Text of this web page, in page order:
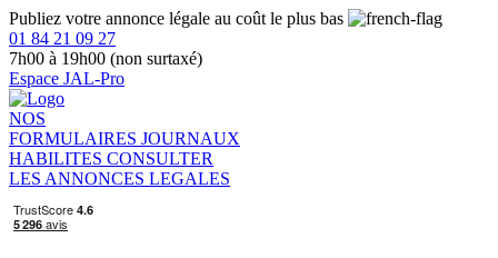
Publiez votre annonce légale au coût le plus bas
01 84 21 09 27
7h00 à 19h00 (non surtaxé)
Espace JAL-Pro
NOS
FORMULAIRES JOURNAUX
HABILITES CONSULTER
LES ANNONCES LEGALES